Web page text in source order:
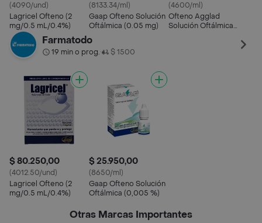
(4090/und)
Lagricel Ofteno (2
mg/0.5 mL/0.4%)
(8133.34/ml)
Gaap Ofteno Solución
Oftálmica (0.05 mg)
(4600/ml)
Ofteno Agglad
Solución Oftálmica
Farmatodo
19 min o prog.• $ 1500
$ 80.250,00
(4012.50/und)
Lagricel Ofteno (2
mg/0.5 mL/0.4%)
$ 25.950,00
(8650/ml)
Gaap Ofteno Solución
Oftálmica (0,005 %)
Otras Marcas Importantes